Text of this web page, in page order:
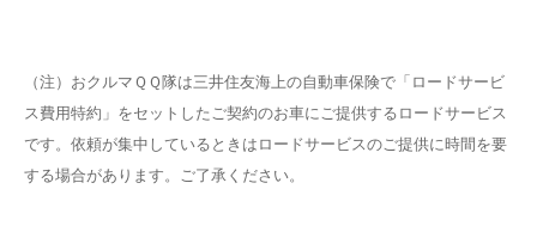
（注）おクルマＱＱ隊は三井住友海上の自動車保険で「ロードサービ
ス費用特約」をセットしたご契約のお車にご提供するロードサービス
です。依頼が集中しているときはロードサービスのご提供に時間を要
する場合があります。ご了承ください。